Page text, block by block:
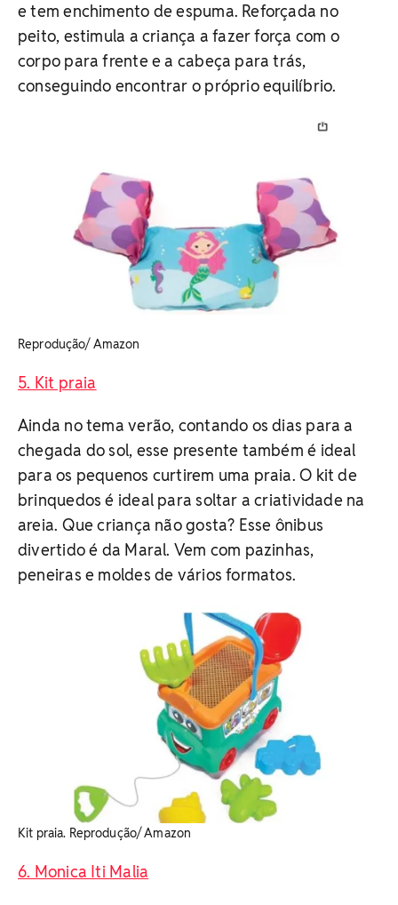
e tem enchimento de espuma. Reforçada no
peito, estimula a criança a fazer força com o
corpo para frente e a cabeça para trás,
conseguindo encontrar o próprio equilíbrio.
Reprodução/ Amazon
5. Kit praia
Ainda no tema verão, contando os dias para a
chegada do sol, esse presente também é ideal
para os pequenos curtirem uma praia. O kit de
brinquedos é ideal para soltar a criatividade na
areia. Que criança não gosta? Esse ônibus
divertido é da Maral. Vem com pazinhas,
peneiras e moldes de vários formatos.
Kit praia. Reprodução/ Amazon
6. Monica Iti Malia